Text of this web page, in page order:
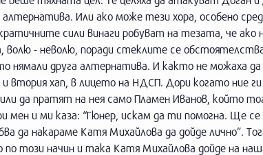
Или ако може тези хора, особено сред
сили винаги робуват на тезата, че ако
- неволю, поради стеклите се
нямали друга алтернатива. И както не можаха да
хап, в лицето на НДСП. Дори когато ние ги
да пратят на нея само Пламен Иванов, който
и ми каза: “Гюнер, искам да ти помогна. Ще се
да накараме Катя Михайлова да дойде лично”.
този начин и така Катя Михайлова дойде на